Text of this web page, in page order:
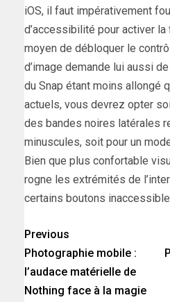
iOS, il faut impérativement
d’accessibilité pour activer la
moyen de débloquer le
d’image demande lui aussi
du Snap étant moins allongé
actuels, vous devrez opter
des bandes noires latérales
minuscules, soit pour un
Bien que plus confortable
rogne les extrémités de
certains boutons
Previous
Photographie mobile :
l’audace matérielle de
Nothing face à la magie